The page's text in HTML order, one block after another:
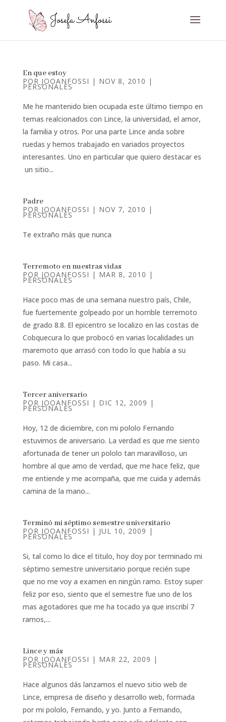
En que estoy
POR JOOANFOSSI | NOV 8, 2010 |
PERSONALES
Me he mantenido bien ocupada este último tiempo en
temas realcionados con Lince, la universidad, el amor,
la familia y otros. Por una parte Lince anda sobre
ruedas y hemos trabajado en variados proyectos
interesantes. Uno en particular que quiero destacar es
un sitio...
Padre
POR JOOANFOSSI | NOV 7, 2010 |
PERSONALES
Te extraño más que nunca
Terremoto en nuestras vidas
POR JOOANFOSSI | MAR 8, 2010 |
PERSONALES
Hace poco mas de una semana nuestro país, Chile,
fue fuertemente golpeado por un horrible terremoto
de grado 8.8. El epicentro se localizo en las costas de
Cobquecura lo que probocó en varias localidades un
maremoto que arrasó con todo lo que había a su
paso. Mi casa...
Tercer aniversario
POR JOOANFOSSI | DIC 12, 2009 |
PERSONALES
Hoy, 12 de diciembre, con mi pololo Fernando
estuvimos de aniversario. La verdad es que me siento
afortunada de tener un pololo tan maravilloso, un
hombre al que amo de verdad, que me hace feliz, que
me entiende y me acompaña, que me cuida y además
camina de la mano...
Terminó mi séptimo semestre universitario
POR JOOANFOSSI | JUL 10, 2009 |
PERSONALES
Si, tal como lo dice el titulo, hoy doy por terminado mi
séptimo semestre universitario porque recién supe
que no me voy a examen en ningún ramo. Estoy super
feliz por eso, siento que el semestre fue uno de los
mas agotadores que me ha tocado ya que inscribí 7
ramos,...
Lince y más
POR JOOANFOSSI | MAR 22, 2009 |
PERSONALES
Hace algunos dás lanzamos el nuevo sitio web de
Lince, empresa de diseño y desarrollo web, formada
por mi pololo, Fernando, y yo. Junto a Fernando,